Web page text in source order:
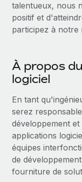
SERVICES
Demandez aux
Recevez des
Contrôles
Simplifiez vos
Remote
Gardez un temps
matière de
Gestion des
Achetez et
Explorez avec
Remote Build
ÉTUDES DE CAS
Données sur les
Centre de
Voir toutes les
BLOG
Paie multipays
EOR et PEO
Gestion des
talentueux, nous
positif et
participez à notre
À propos
logiciel
En tant
serez
développement et
applications
équipes
de
fourniture de